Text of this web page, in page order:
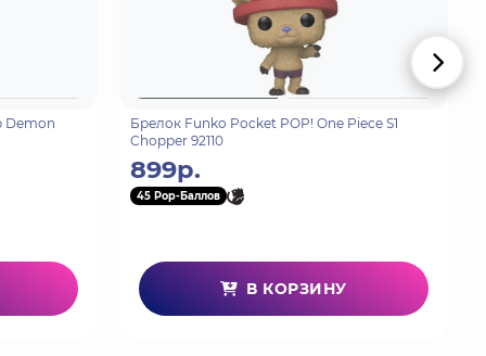
Demon
Брелок Funko Pocket POP! One Piece S1
Chopper 92110
899р.
45 Pop-Баллов
В КОРЗИНУ